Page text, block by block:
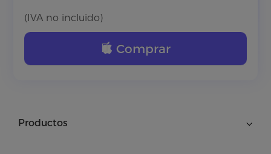
(IVA no incluido)
Comprar
Productos